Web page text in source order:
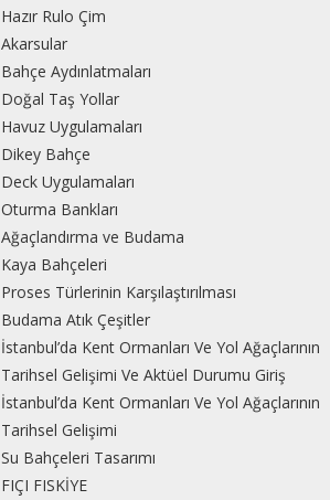
Hazır Rulo Çim
Akarsular
Bahçe Aydınlatmaları
Doğal Taş Yollar
Havuz Uygulamaları
Dikey Bahçe
Deck Uygulamaları
Oturma Bankları
Ağaçlandırma ve Budama
Kaya Bahçeleri
Proses Türlerinin Karşılaştırılması
Budama Atık Çeşitler
İstanbul’da Kent Ormanları Ve Yol Ağaçlarının
Tarihsel Gelişimi Ve Aktüel Durumu Giriş
İstanbul’da Kent Ormanları Ve Yol Ağaçlarının
Tarihsel Gelişimi
Su Bahçeleri Tasarımı
FIÇI FISKİYE